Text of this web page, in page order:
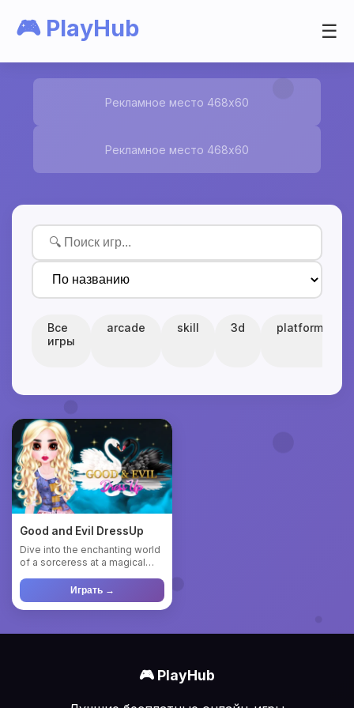
🎮 PlayHub ☰
Рекламное место 468x60
Рекламное место 468x60
Все
игры
arcade skill 3d platform
Good and Evil DressUp
Dive into the enchanting world
of a sorceress at a magical
Играть →
🎮 PlayHub